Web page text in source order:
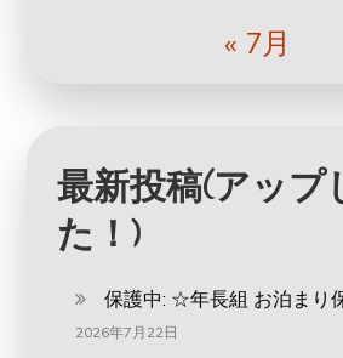
« 7月
最新投稿(アップ
た！)
保護中: ‪☆年長組 お泊まり
2026年7月22日